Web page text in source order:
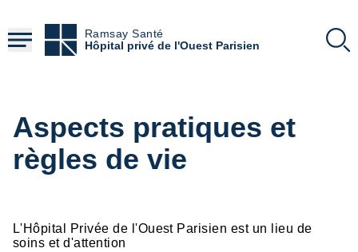
contenu
principal
Ramsay Santé
Hôpital privé de l'Ouest Parisien
Aspects pratiques et
règles de vie
L'Hôpital Privée de l'Ouest Parisien est un lieu de
soins et d'attention